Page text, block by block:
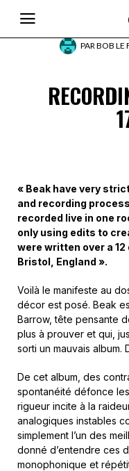
PARBOB LE
« Beak have very
and recording
recorded live in one
only using edits to
were written over a 12
Bristol, England ».
Voilà le manifeste au
décor est posé. Beak
Barrow, tête pensante
plus à prouver et qui,
sorti un mauvais album.
De cet album, des
spontanéité défonce
rigueur incite à la
analogiques instables
simplement l’un des
donné d’entendre ces
monophonique et